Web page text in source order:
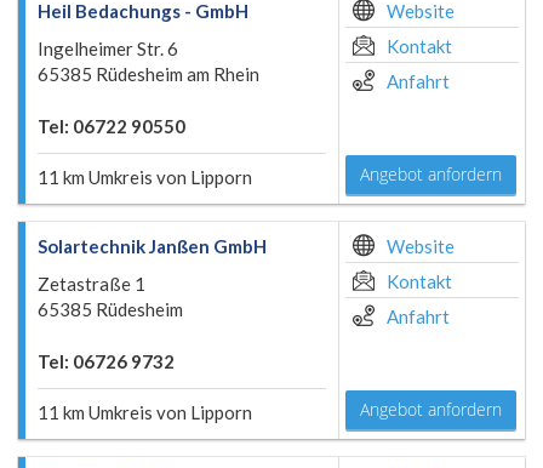
Heil Bedachungs - GmbH
Ingelheimer Str. 6
65385 Rüdesheim am Rhein
Tel: 06722 90550
11 km Umkreis von Lipporn
Website
Kontakt
Anfahrt
Angebot anfordern
Solartechnik Janßen GmbH
Zetastraße 1
65385 Rüdesheim
Tel: 06726 9732
11 km Umkreis von Lipporn
Website
Kontakt
Anfahrt
Angebot anfordern